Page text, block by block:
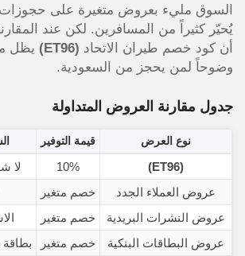
السوق مليء بعروض متغيرة على حجوزات
يُحيّر كثيراً من المسافرين. لكن عند
أن كود خصم طيران الاتحاد (ET96)
يظل
وضوحاً لمن يحجز من السعودية.
جدول مقارنة العروض المتداولة
نوع العرض قيمة التوفير
(ET96)
10% لا
عروض العملاء الجدد
خصم متغير
عروض النشرات البريدية
خصم متغير
عروض البطاقات البنكية
خصم متغير
بطاقة